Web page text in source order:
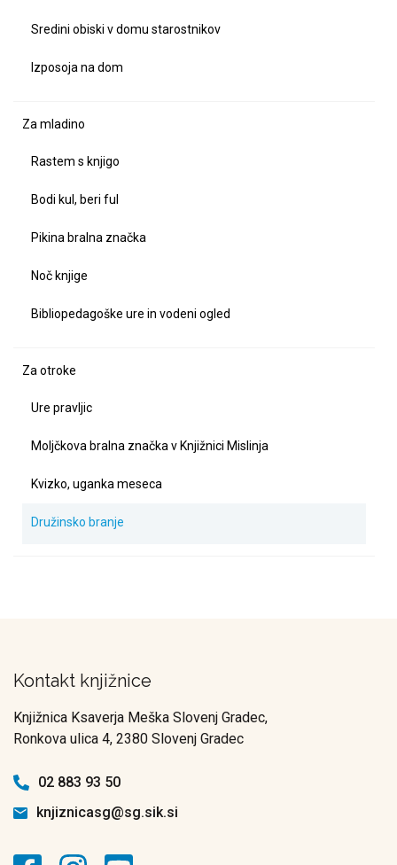
Sredini obiski v domu starostnikov
Izposoja na dom
Za mladino
Rastem s knjigo
Bodi kul, beri ful
Pikina bralna značka
Noč knjige
Bibliopedagoške ure in vodeni ogled
Za otroke
Ure pravljic
Moljčkova bralna značka v Knjižnici Mislinja
Kvizko, uganka meseca
Družinsko branje
Kontakt knjižnice
Knjižnica Ksaverja Meška Slovenj Gradec,
Ronkova ulica 4, 2380 Slovenj Gradec
02 883 93 50
knjiznicasg@sg.sik.si